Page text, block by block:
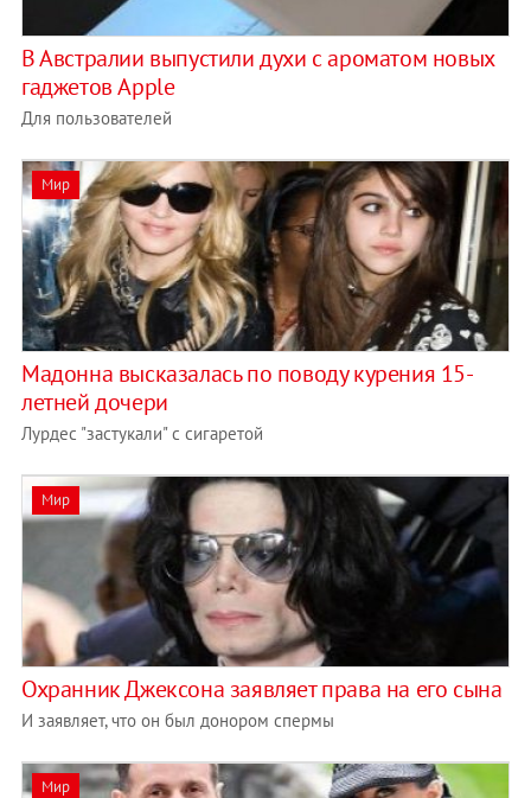
В Австралии выпустили духи с ароматом новых
гаджетов Apple
Для пользователей
Мир
Мадонна высказалась по поводу курения 15-
летней дочери
Лурдес "застукали" с сигаретой
Мир
Охранник Джексона заявляет права на его сына
И заявляет, что он был донором спермы
Мир